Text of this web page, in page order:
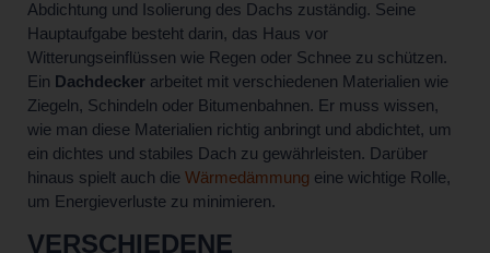
Abdichtung und Isolierung des Dachs zuständig. Seine
Hauptaufgabe besteht darin, das Haus vor
Witterungseinflüssen wie Regen oder Schnee zu schützen.
Ein Dachdecker arbeitet mit verschiedenen Materialien wie
Ziegeln, Schindeln oder Bitumenbahnen. Er muss wissen,
wie man diese Materialien richtig anbringt und abdichtet, um
ein dichtes und stabiles Dach zu gewährleisten. Darüber
hinaus spielt auch die Wärmedämmung eine wichtige Rolle,
um Energieverluste zu minimieren.
VERSCHIEDENE